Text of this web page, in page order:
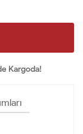
Kargoda!